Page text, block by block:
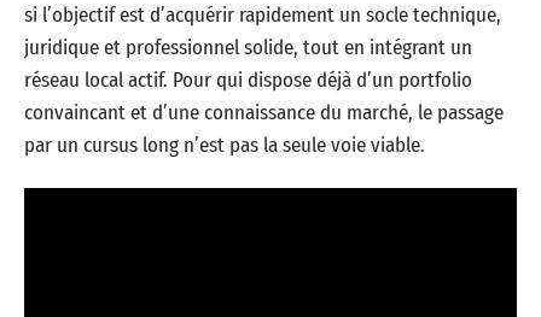
si l’objectif est d’acquérir rapidement un socle technique,
juridique et professionnel solide, tout en intégrant un
réseau local actif. Pour qui dispose déjà d’un portfolio
convaincant et d’une connaissance du marché, le passage
par un cursus long n’est pas la seule voie viable.